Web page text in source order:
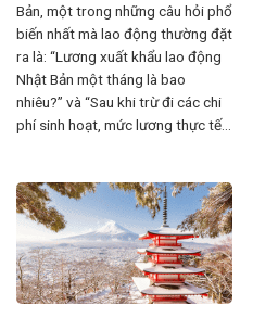
Bản, một trong những câu hỏi phổ
biến nhất mà lao động thường đặt
ra là: “Lương xuất khẩu lao động
Nhật Bản một tháng là bao
nhiêu?” và “Sau khi trừ đi các chi
phí sinh hoạt, mức lương thực tế...